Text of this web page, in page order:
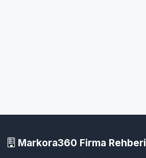
Markora360 Firma Rehberi